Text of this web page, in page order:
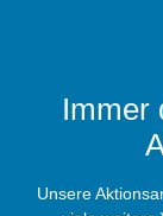
Immer
Unsere